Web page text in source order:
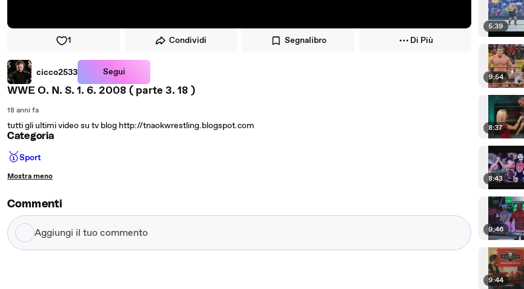
1 Condividi Segnalibro Di Più
cicco2533 Segui
WWE O. N. S. 1. 6. 2008 ( parte 3. 18 )
18 anni fa
tutti gli ultimi video su tv blog http://tnaokwrestling.blogspot.com
Categoria
🥇Sport
Mostra meno
Commenti
Aggiungi
il
5:39
9:54
8:37
8:43
9:46
9:44